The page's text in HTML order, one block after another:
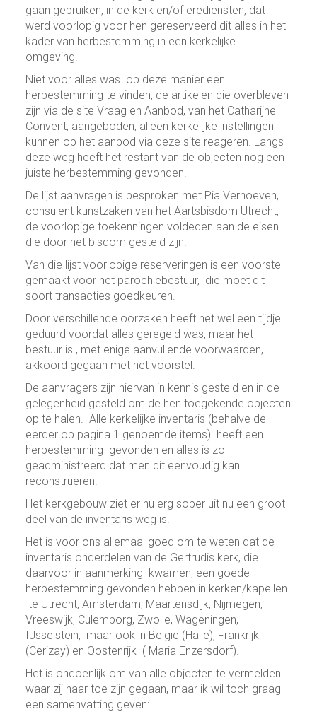
gaan gebruiken, in de kerk en/of erediensten, dat
werd voorlopig voor hen gereserveerd dit alles in het
kader van herbestemming in een kerkelijke
omgeving.
Niet voor alles was op deze manier een
herbestemming te vinden, de artikelen die overbleven
zijn via de site Vraag en Aanbod, van het Catharijne
Convent, aangeboden, alleen kerkelijke instellingen
kunnen op het aanbod via deze site reageren. Langs
deze weg heeft het restant van de objecten nog een
juiste herbestemming gevonden.
De lijst aanvragen is besproken met Pia Verhoeven,
consulent kunstzaken van het Aartsbisdom Utrecht,
de voorlopige toekenningen voldeden aan de eisen
die door het bisdom gesteld zijn.
Van die lijst voorlopige reserveringen is een voorstel
gemaakt voor het parochiebestuur, die moet dit
soort transacties goedkeuren.
Door verschillende oorzaken heeft het wel een tijdje
geduurd voordat alles geregeld was, maar het
bestuur is , met enige aanvullende voorwaarden,
akkoord gegaan met het voorstel.
De aanvragers zijn hiervan in kennis gesteld en in de
gelegenheid gesteld om de hen toegekende objecten
op te halen. Alle kerkelijke inventaris (behalve de
eerder op pagina 1 genoemde items) heeft een
herbestemming gevonden en alles is zo
geadministreerd dat men dit eenvoudig kan
reconstrueren.
Het kerkgebouw ziet er nu erg sober uit nu een groot
deel van de inventaris weg is.
Het is voor ons allemaal goed om te weten dat de
inventaris onderdelen van de Gertrudis kerk, die
daarvoor in aanmerking kwamen, een goede
herbestemming gevonden hebben in kerken/kapellen
te Utrecht, Amsterdam, Maartensdijk, Nijmegen,
Vreeswijk, Culemborg, Zwolle, Wageningen,
IJsselstein, maar ook in België (Halle), Frankrijk
(Cerizay) en Oostenrijk ( Maria Enzersdorf).
Het is ondoenlijk om van alle objecten te vermelden
waar zij naar toe zijn gegaan, maar ik wil toch graag
een samenvatting geven: